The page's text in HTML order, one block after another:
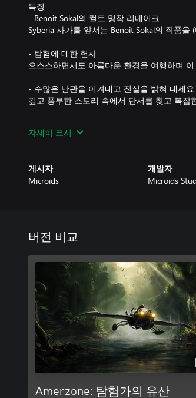
특징
- Benoît Sokal의 컬트 명작 리메이크
Syberia 사가를 앞서는 Benoît Sokal의 작품을
- 탐험에 대한 헌사
으스스하면서도 아름다운 환경을 여행하며
- 수많은 난관을 이겨내고 진실을 밝혀 내세요
깊고 풍부한 스토리 속에서 단서를 찾고 복
풍부한 스토리를 가진 사람들을 만나고, 이들
- 데모 버전에서 정식 버전으로 세이브 파일
자세히 표시
게시자
Microids
개발자
Microids
버전 비교
Amerzone: 탐험가의 유산